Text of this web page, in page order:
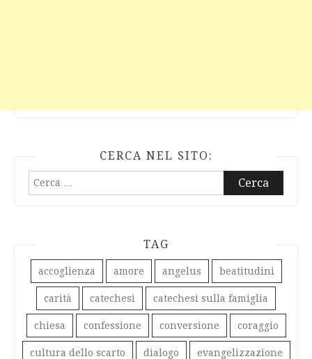
CERCA NEL SITO:
Ricerca
TAG
accoglienza amore angelus beatitudini
carità catechesi catechesi sulla famiglia
chiesa confessione conversione coraggio
cultura dello scarto dialogo evangelizzazione